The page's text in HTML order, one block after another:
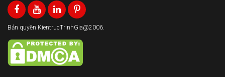
Bản quyền KientrucTrinhGia@2006.